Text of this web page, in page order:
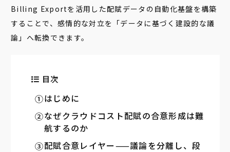
Billing Exportを活用した配賦データの自動化基盤を構築
することで、感情的な対立を「データに基づく建設的な議
論」へ転換できます。
目次
はじめに
なぜクラウドコスト配賦の合意形成は難
航するのか
配賦合意レイヤー——議論を分離し、段